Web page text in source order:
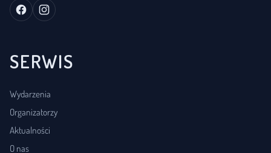
SERWIS
Wydarzenia
Organizatorzy
Aktualności
O nas